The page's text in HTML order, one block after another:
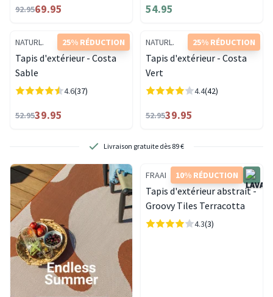
92.9569.95 54.95
25% RÉDUCTION
NATURL.
Tapis d'extérieur - Costa
Sable
4.6(37)
52.9539.95
25% RÉDUCTION
NATURL.
Tapis d'extérieur - Costa
Vert
4.4(42)
52.9539.95
Retours gratuits. Sans tracas, c’est pour nous.
10% RÉDUCTION
FRAAI
Tapis d'extérieur abstrait -
Groovy Tiles Terracotta
4.3(3)